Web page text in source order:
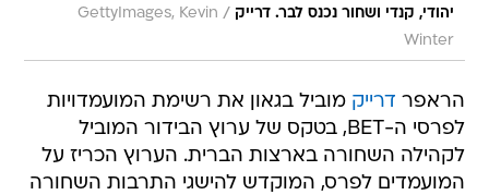
יהודי, קנדי ושחור נכנס לבר. דרייק /
GettyImages, Kevin
Winter
הראפר דרייק מוביל בגאון את רשימת המועמדויות
לפרסי ה-BET, בטקס של ערוץ הבידור המוביל
לקהילה השחורה בארצות הברית. הערוץ הכריז על
המועמדים לפרס, המוקדש להישגי התרבות השחורה